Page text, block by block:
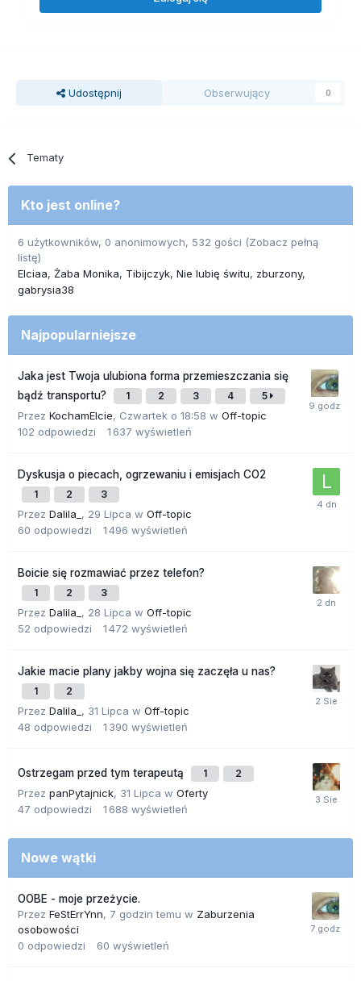
Udostępnij Obserwujący 0
Tematy
Kto jest online?
6 użytkowników, 0 anonimowych, 532 gości (Zobacz pełną
listę)
Elciaa Żaba Monika Tibijczyk Nie lubię świtu
zburzony
gabrysia38
Najpopularniejsze
Jaka jest Twoja ulubiona forma przemieszczania się
bądź transportu?
1 2 3 4 5
Przez KochamElcie, Czwartek o 18:58 w Off-topic
102 odpowiedzi 1 637 wyświetleń
Dyskusja o piecach, ogrzewaniu i emisjach CO2
1 2 3
Przez Dalila_ , 29 Lipca w Off-topic
60 odpowiedzi 1 496 wyświetleń
Boicie się rozmawiać przez telefon?
1 2 3
Przez Dalila_ , 28 Lipca w Off-topic
52 odpowiedzi 1 472 wyświetleń
Jakie macie plany jakby wojna się zaczęła u nas?
1 2
Przez Dalila_ , 31 Lipca w Off-topic
48 odpowiedzi 1 390 wyświetleń
Ostrzegam przed tym terapeutą 1 2
Przez panPytajnick, 31 Lipca w Oferty
47 odpowiedzi 1 688 wyświetleń
Nowe wątki
OOBE - moje przeżycie.
Przez FeStErrYnn, 7 godzin temu w Zaburzenia
osobowości
0 odpowiedzi 60 wyświetleń